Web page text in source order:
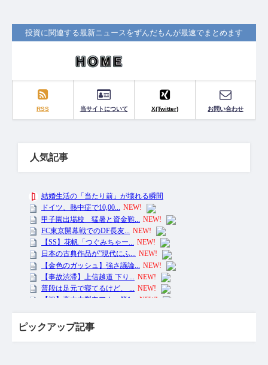
投資に関連する最新ニュースをずんだもんが最速でまとめます
RSS 当サイトについて X(Twitter) お問い合わせ
人気記事
ピックアップ記事